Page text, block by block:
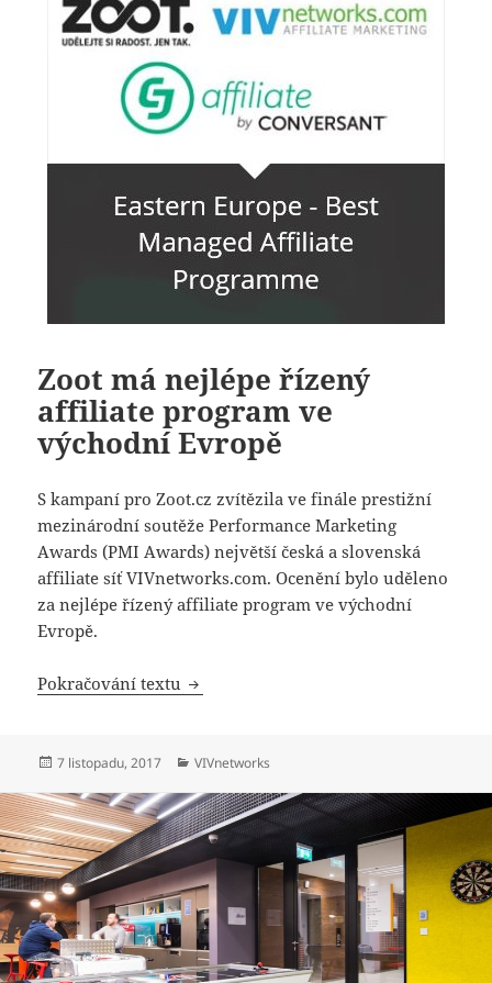
Zoot má nejlépe řízený
affiliate program ve
východní Evropě
S kampaní pro Zoot.cz zvítězila ve finále prestižní
mezinárodní soutěže Performance Marketing
Awards (PMI Awards) největší česká a slovenská
affiliate síť VIVnetworks.com. Ocenění bylo uděleno
za nejlépe řízený affiliate program ve východní
Evropě.
Pokračování textu Zoot má nejlépe řízený affiliate
Publikováno:
7 listopadu, 2017 Rubriky:
VIVnetworks